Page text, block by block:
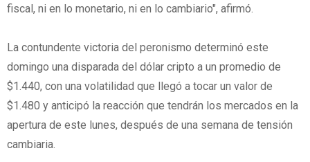
fiscal, ni en lo monetario, ni en lo cambiario", afirmó.
La contundente victoria del peronismo determinó este
domingo una disparada del dólar cripto a un promedio de
$1.440, con una volatilidad que llegó a tocar un valor de
$1.480 y anticipó la reacción que tendrán los mercados en la
apertura de este lunes, después de una semana de tensión
cambiaria.